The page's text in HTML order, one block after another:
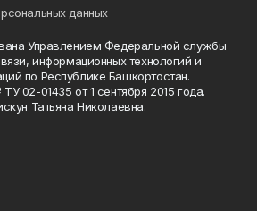
данных
Управлением Федеральной службы
информационных технологий и
по Республике Башкортостан.
02-01435 от 1 сентября 2015 года.
Татьяна Николаевна.